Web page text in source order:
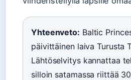
Yhteenveto: Baltic
päivittäinen laiva Turusta
Lähtöselvitys kannattaa
silloin satamassa riittää